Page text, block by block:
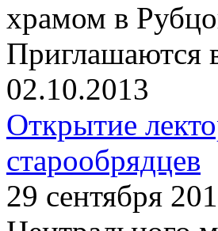
храмом в
Приглашаются
02.10.2013
Открытие
старообрядцев
29 сентября